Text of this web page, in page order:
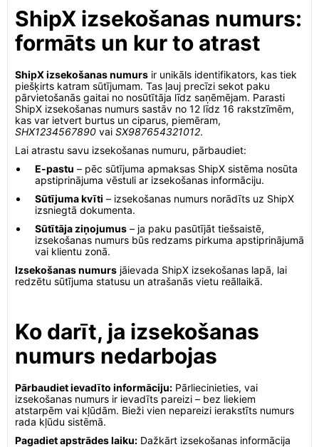
ShipX izsekošanas numurs:
formāts un kur to atrast
ShipX izsekošanas numurs ir unikāls identifikators, kas tiek
piešķirts katram sūtījumam. Tas ļauj precīzi sekot paku
pārvietošanās gaitai no nosūtītāja līdz saņēmējam. Parasti
ShipX izsekošanas numurs sastāv no 12 līdz 16 rakstzīmēm,
kas var ietvert burtus un ciparus, piemēram,
SHX1234567890 vai SX987654321012.
Lai atrastu savu izsekošanas numuru, pārbaudiet:
E-pastu – pēc sūtījuma apmaksas ShipX sistēma nosūta
apstiprinājuma vēstuli ar izsekošanas informāciju.
Sūtījuma kvīti – izsekošanas numurs norādīts uz ShipX
izsniegtā dokumenta.
Sūtītāja ziņojumus – ja paku pasūtījāt tiešsaistē,
izsekošanas numurs būs redzams pirkuma apstiprinājumā
vai klientu zonā.
Izsekošanas numurs jāievada ShipX izsekošanas lapā, lai
redzētu sūtījuma statusu un atrašanās vietu reāllaikā.
Ko darīt, ja izsekošanas
numurs nedarbojas
Pārbaudiet ievadīto informāciju: Pārliecinieties, vai
izsekošanas numurs ir ievadīts pareizi – bez liekiem
atstarpēm vai kļūdām. Bieži vien nepareizi ierakstīts numurs
rada kļūdu sistēmā.
Pagadiet apstrādes laiku: Dažkārt izsekošanas informācija